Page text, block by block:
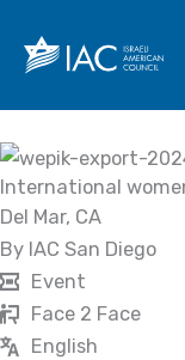
content
International
Del Mar, CA
By IAC San Diego
Event
Face 2 Face
English